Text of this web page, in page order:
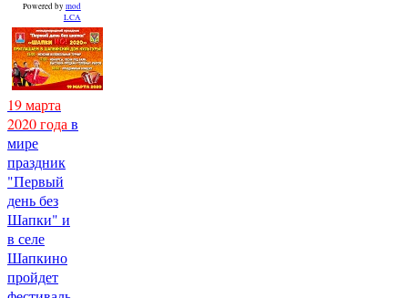
Powered by mod
LCA
19 марта
2020 года в
мире
праздник
"Первый
день без
Шапки" и
в селе
Шапкино
пройдет